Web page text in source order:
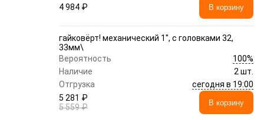
4 984 ₽
В корзину
гайковёрт! механический 1'', с головками 32,
33мм\
Вероятность
100%
Наличие
2 шт.
Отгрузка
сегодня в 19:00
5 281 ₽
5 559 ₽
В корзину